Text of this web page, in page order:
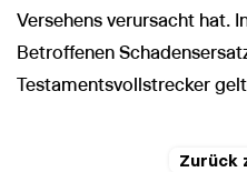
Versehens verursacht hat.
Betroffenen
Testamentsvollstrecker
Zurück